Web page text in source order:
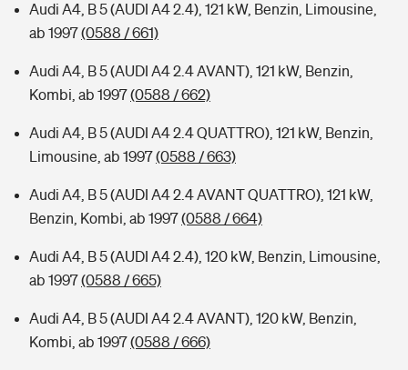
Audi A4, B 5 (AUDI A4 2.4), 121 kW, Benzin, Limousine,
ab 1997(0588 / 661)
Audi A4, B 5 (AUDI A4 2.4 AVANT), 121 kW, Benzin,
Kombi, ab 1997(0588 / 662)
Audi A4, B 5 (AUDI A4 2.4 QUATTRO), 121 kW, Benzin,
Limousine, ab 1997(0588 / 663)
Audi A4, B 5 (AUDI A4 2.4 AVANT QUATTRO), 121 kW,
Benzin, Kombi, ab 1997(0588 / 664)
Audi A4, B 5 (AUDI A4 2.4), 120 kW, Benzin, Limousine,
ab 1997(0588 / 665)
Audi A4, B 5 (AUDI A4 2.4 AVANT), 120 kW, Benzin,
Kombi, ab 1997(0588 / 666)